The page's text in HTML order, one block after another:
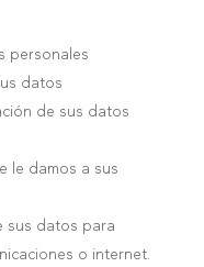
personales
datos
de sus datos
le damos a sus
sus datos para
o internet.